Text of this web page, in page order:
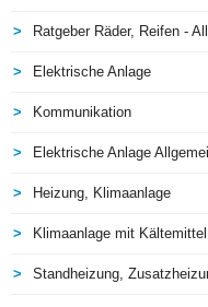
Ratgeber Räder, Reifen -
Elektrische Anlage
Kommunikation
Elektrische Anlage
Heizung, Klimaanlage
Klimaanlage mit
Standheizung,